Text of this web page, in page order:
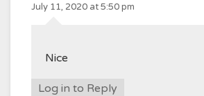
July 11, 2020 at 5:50 pm
Nice
Log in to Reply